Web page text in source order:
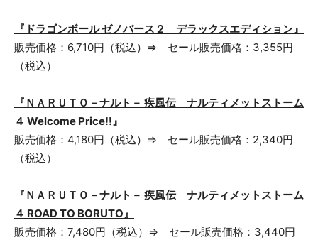
『ドラゴンボール ゼノバース２ デラックスエディション』
販売価格：6,710円（税込）⇒ セール販売価格：3,355円
（税込）
『ＮＡＲＵＴＯ－ナルト－ 疾風伝 ナルティメットストーム
４ Welcome Price!!』
販売価格：4,180円（税込）⇒ セール販売価格：2,340円
（税込）
『ＮＡＲＵＴＯ－ナルト－ 疾風伝 ナルティメットストーム
４ ROAD TO BORUTO』
販売価格：7,480円（税込）⇒ セール販売価格：3,440円